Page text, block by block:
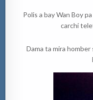
Polis a bay Wan Boy
carchi
Dama ta mira